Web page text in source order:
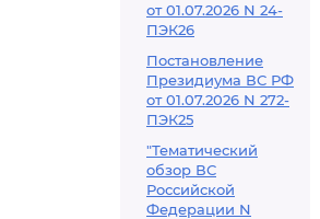
от 01.07.2026 N 24-
ПЭК26
Постановление
Президиума ВС РФ
от 01.07.2026 N 272-
ПЭК25
"Тематический
обзор ВС
Российской
Федерации N